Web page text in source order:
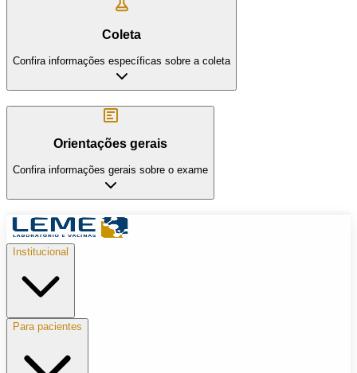
Coleta
Confira informações específicas sobre a coleta
Orientações gerais
Confira informações gerais sobre o exame
Institucional
Para pacientes